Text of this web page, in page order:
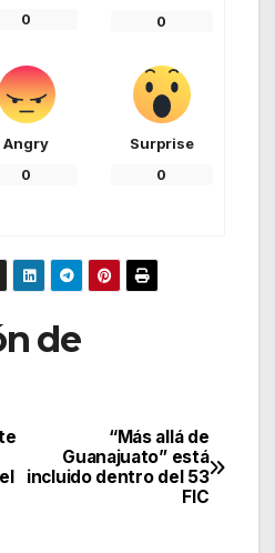
0 0
Angry
0
Surprise
0
de
“Más allá de
Guanajuato” está
incluido dentro del 53
FIC